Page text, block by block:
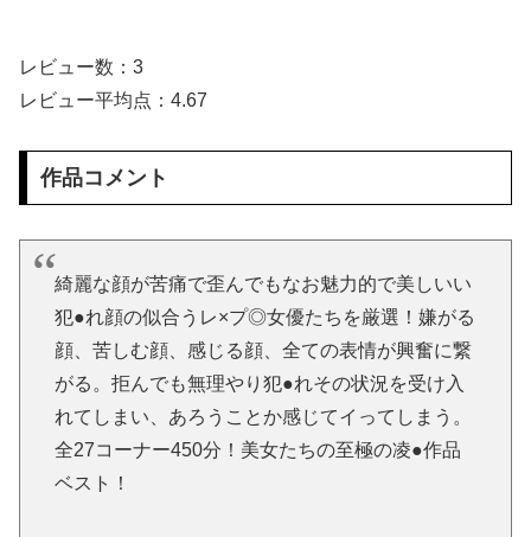
レビュー数：3
レビュー平均点：4.67
作品コメント
綺麗な顔が苦痛で歪んでもなお魅力的で美しいい
犯●れ顔の似合うレ×プ◎女優たちを厳選！嫌がる
顔、苦しむ顔、感じる顔、全ての表情が興奮に繋
がる。拒んでも無理やり犯●れその状況を受け入
れてしまい、あろうことか感じてイってしまう。
全27コーナー450分！美女たちの至極の凌●作品
ベスト！